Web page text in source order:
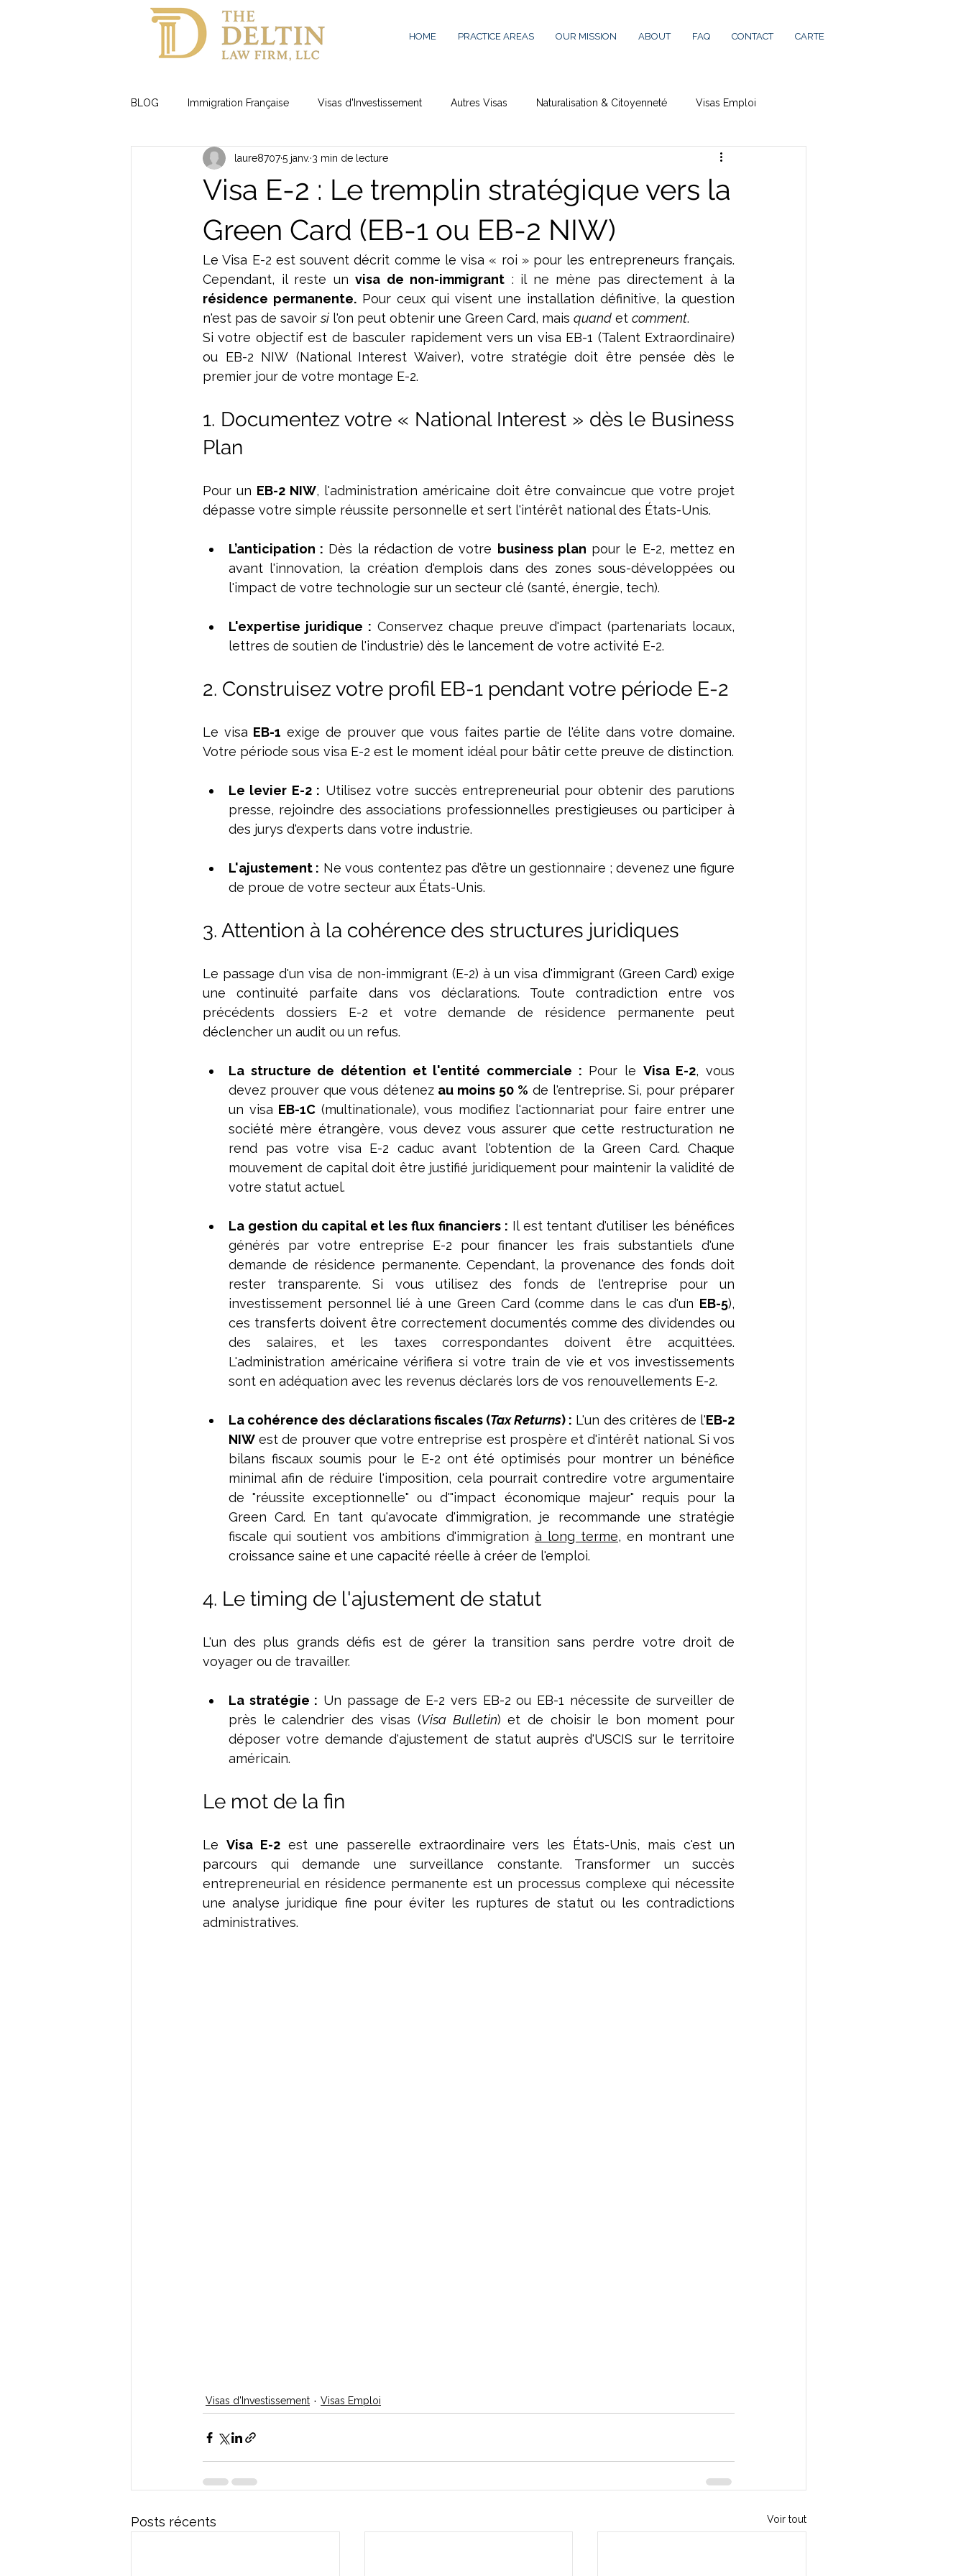
HOME PRACTICE AREAS OUR MISSION ABOUT FAQ CONTACT CARTE
BLOG Immigration Française Visas d'Investissement Autres Visas Naturalisation & Citoyenneté Visas Emploi
Visas Famille
Visa E-2 : Le tremplin stratégique vers la
Green Card (EB-1 ou EB-2 NIW)
laure87075 janv. 3 min de lecture
Le Visa E-2 est souvent décrit comme le visa « roi » pour les entrepreneurs français.
Cependant, il reste un visa de non-immigrant
résidence permanente. Pour ceux qui visent une installation définitive, la question
n'est pas de savoir si l'on peut obtenir une Green Card, mais quand et comment.
Si votre objectif est de basculer rapidement vers un visa EB-1 (Talent Extraordinaire)
ou EB-2 NIW (National Interest Waiver), votre stratégie doit être pensée dès le
premier jour de votre montage E-2.
1. Documentez votre « National Interest » dès le Business
Plan
Pour un EB-2 NIW, l'administration américaine doit être convaincue que votre projet
dépasse votre simple réussite personnelle et sert l'intérêt national des États-Unis.
L’anticipation : Dès la rédaction de votre business plan pour le E-2, mettez en
avant l'innovation, la création d'emplois dans des zones sous-développées ou
l'impact de votre technologie sur un secteur clé (santé, énergie, tech).
L'expertise juridique : Conservez chaque preuve d'impact (partenariats locaux,
lettres de soutien de l'industrie) dès le lancement de votre activité E-2.
2. Construisez votre profil EB-1 pendant votre période E-2
Le visa EB-1 exige de prouver que vous faites partie de l'élite dans votre domaine.
Votre période sous visa E-2 est le moment idéal pour bâtir cette preuve de distinction.
Le levier E-2 : Utilisez votre succès entrepreneurial pour obtenir des parutions
presse, rejoindre des associations professionnelles prestigieuses ou participer à
des jurys d'experts dans votre industrie.
L'ajustement : Ne vous contentez pas d'être un gestionnaire ; devenez une figure
de proue de votre secteur aux États-Unis.
3. Attention à la cohérence des structures juridiques
Le passage d'un visa de non-immigrant (E-2) à un visa d'immigrant (Green Card) exige
une continuité parfaite dans vos déclarations. Toute contradiction entre vos
précédents dossiers E-2 et votre demande de résidence permanente peut
déclencher un audit ou un refus.
La structure de détention et l'entité commerciale : Pour le Visa E-2, vous
devez prouver que vous détenez au moins 50 % de l'entreprise. Si, pour préparer
un visa EB-1C (multinationale), vous modifiez l'actionnariat pour faire entrer une
société mère étrangère, vous devez vous assurer que cette restructuration ne
rend pas votre visa E-2 caduc avant l'obtention de la Green Card. Chaque
mouvement de capital doit être justifié juridiquement pour maintenir la validité de
votre statut actuel.
La gestion du capital et les flux financiers : Il est tentant d'utiliser les bénéfices
générés par votre entreprise E-2 pour financer les frais substantiels d'une
demande de résidence permanente. Cependant, la provenance des fonds doit
rester transparente. Si vous utilisez des fonds de l'entreprise pour un
investissement personnel lié à une Green Card (comme dans le cas d'un EB-5),
ces transferts doivent être correctement documentés comme des dividendes ou
des salaires, et les taxes correspondantes doivent être acquittées.
L'administration américaine vérifiera si votre train de vie et vos investissements
sont en adéquation avec les revenus déclarés lors de vos renouvellements E-2.
La cohérence des déclarations fiscales (Tax Returns) : L'un des critères de l'EB-2
NIW est de prouver que votre entreprise est prospère et d'intérêt national. Si vos
bilans fiscaux soumis pour le E-2 ont été optimisés pour montrer un bénéfice
minimal afin de réduire l'imposition, cela pourrait contredire votre argumentaire
de "réussite exceptionnelle" ou d'"impact économique majeur" requis pour la
Green Card. En tant qu'avocate d'immigration, je recommande une stratégie
fiscale qui soutient vos ambitions d'immigration à long terme, en montrant une
croissance saine et une capacité réelle à créer de l'emploi.
4. Le timing de l'ajustement de statut
L'un des plus grands défis est de gérer la transition sans perdre votre droit de
voyager ou de travailler.
La stratégie : Un passage de E-2 vers EB-2 ou EB-1 nécessite de surveiller de
près le calendrier des visas (Visa Bulletin) et de choisir le bon moment pour
déposer votre demande d'ajustement de statut auprès d'USCIS sur le territoire
américain.
Le mot de la fin
Le Visa E-2 est une passerelle extraordinaire vers les États-Unis, mais c'est un
parcours qui demande une surveillance constante. Transformer un succès
entrepreneurial en résidence permanente est un processus complexe qui nécessite
une analyse juridique fine pour éviter les ruptures de statut ou les contradictions
administratives.
Visas d'Investissement Visas Emploi
Posts récents Voir tout